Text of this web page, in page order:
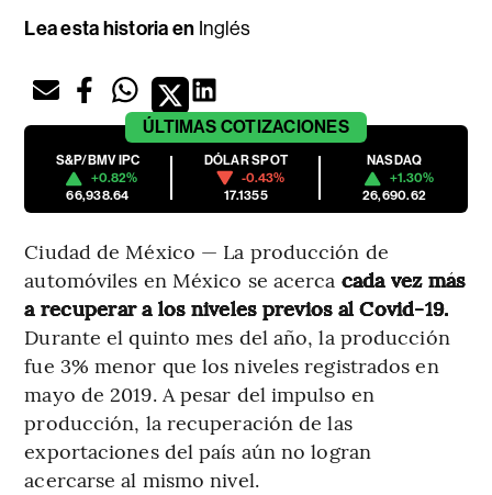
Lea esta historia en Inglés
ÚLTIMAS COTIZACIONES
S&P/BMV IPC
+0.82%
66,938.64
DÓLAR SPOT
-0.43%
17.1355
NASDAQ
+1.30%
26,690.62
Ciudad de México — La producción de
automóviles en México se acerca cada vez más
a recuperar a los niveles previos al Covid-19.
Durante el quinto mes del año, la producción
fue 3% menor que los niveles registrados en
mayo de 2019. A pesar del impulso en
producción, la recuperación de las
exportaciones del país aún no logran
acercarse al mismo nivel.